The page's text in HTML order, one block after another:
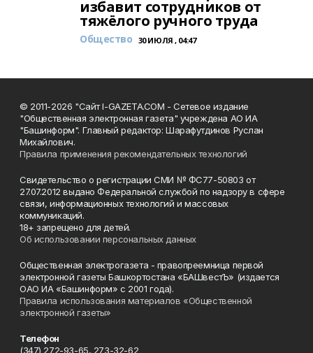
избавит сотрудников от
тяжёлого ручного труда
Общество 30 ИЮЛЯ , 04:47
© 2011-2026 "Сайт I-GAZETA.COM - Сетевое издание
"Общественная электронная газета" учреждена АО ИА
"Башинформ". Главный редактор: Шарафутдинов Руслан
Михайлович.
Правила применения рекомендательных технологий
Свидетельство о регистрации СМИ № ФС77-50803 от
27.07.2012 выдано Федеральной службой по надзору в сфере
связи, информационных технологий и массовых
коммуникаций.
18+ запрещено для детей.
Об использовании персональных данных
Общественная электрогазета - правопреемница первой
электронной газеты Башкортостана «БАШвестЪ» (издается
ОАО ИА «Башинформ» с 2001 года).
Правила использования материалов «Общественной
электронной газеты»
Телефон
(347) 272-93-65, 273-32-62